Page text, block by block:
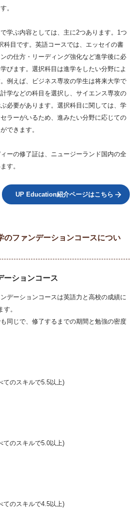
。
学ぶ内容としては、主に2つあります。1つ
科目です。英語コースでは、エッセイの書
の仕方・リーディング強化など進学後に必
びます。選択科目は進学をしたい分野によ
例えば、ビジネス専攻の学生は将来大学で
学などの科目を選択し、サイエンス専攻の
必要があります。選択科目に関しては、学
ラーがいるため、進みたい分野に応じての
できます。
ーの修了証は、ニュージーランド国内の全
す。
UP Education紹介ページはこちら
のファンデーションコースについ
ーションコース
デーションコースは英語力と高校の成績に
。
同じで、修了するまでの期間と勉強の密度
てのスキルで5.5以上)
てのスキルで5.0以上)
てのスキルで4.5以上)